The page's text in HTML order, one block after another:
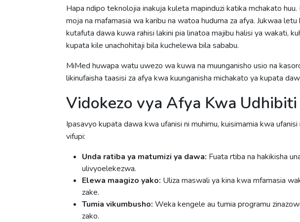
Hapa ndipo teknolojia inakuja kuleta mapinduzi katika mchakato huu.
moja na mafamasia wa karibu na watoa huduma za afya. Jukwaa
kutafuta dawa kuwa rahisi lakini pia linatoa majibu halisi ya wakati,
kupata kile unachohitaji bila kuchelewa bila sababu.
MiMed huwapa watu uwezo wa kuwa na muunganisho usio na
likinufaisha taasisi za afya kwa kuunganisha michakato ya kupata
Vidokezo vya Afya Kwa
Ipasavyo kupata dawa kwa ufanisi ni muhimu, kuisimamia kwa
vifupi:
Unda ratiba ya matumizi ya dawa: Fuata rtiba na hakikisha
ulivyoelekezwa.
Elewa maagizo yako: Uliza maswali ya kina kwa mfamasia
zake.
Tumia vikumbusho: Weka kengele au tumia programu
zako.